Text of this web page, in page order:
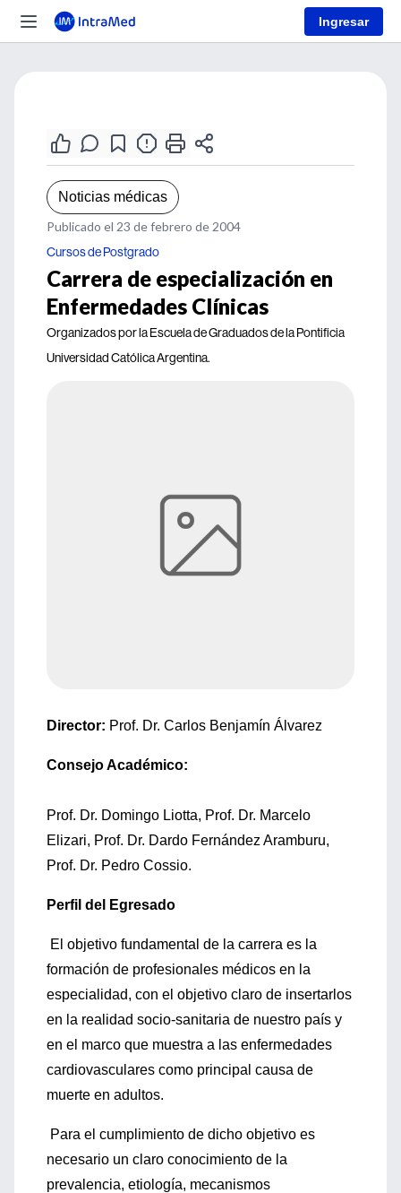
Ingresar
Noticias médicas
Publicado el 23 de febrero de 2004
Cursos de Postgrado
Carrera de especialización en
Enfermedades Clínicas
Organizados por la Escuela de Graduados de la Pontificia
Universidad Católica Argentina.
Director: Prof. Dr. Carlos Benjamín Álvarez
Consejo Académico:
Prof. Dr. Domingo Liotta, Prof. Dr. Marcelo
Elizari, Prof. Dr. Dardo Fernández Aramburu,
Prof. Dr. Pedro Cossio.
Perfil del Egresado
El objetivo fundamental de la carrera es la
formación de profesionales médicos en la
especialidad, con el objetivo claro de insertarlos
en la realidad socio-sanitaria de nuestro país y
en el marco que muestra a las enfermedades
cardiovasculares como principal causa de
muerte en adultos.
Para el cumplimiento de dicho objetivo es
necesario un claro conocimiento de la
prevalencia, etiología, mecanismos